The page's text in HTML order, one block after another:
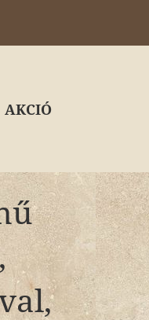
AKCIÓ